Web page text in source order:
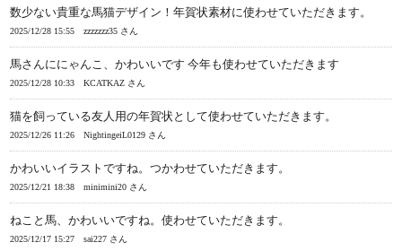
数少ない貴重な馬猫デザイン！年賀状素材に使わせていただきます。
2025/12/28 15:55 zzzzzzz35 さん
馬さんににゃんこ、かわいいです 今年も使わせていただきます
2025/12/28 10:33 KCATKAZ さん
猫を飼っている友人用の年賀状として使わせていただきます。
2025/12/26 11:26 NightingeiL0129 さん
かわいいイラストですね。つかわせていただきます。
2025/12/21 18:38 minimini20 さん
ねこと馬、かわいいですね。使わせていただきます。
2025/12/17 15:27 sai227 さん